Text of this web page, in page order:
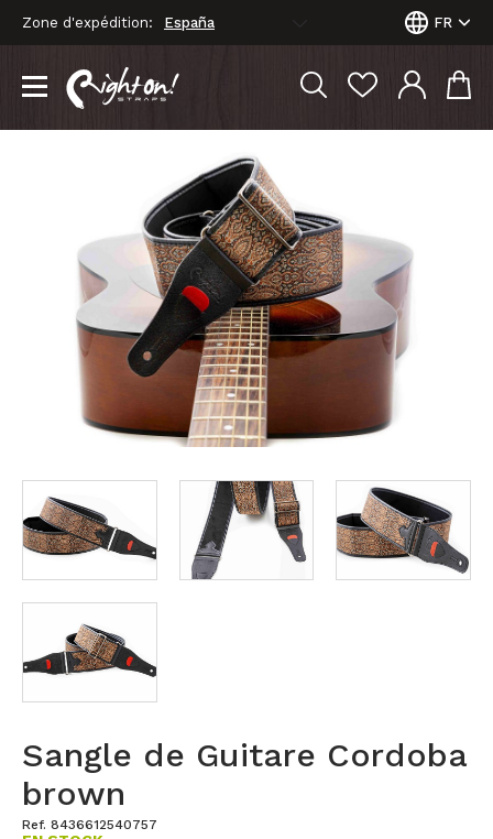
Zone d'expédition: FR
Sangle de Guitare Cordoba
brown
Ref. 8436612540757